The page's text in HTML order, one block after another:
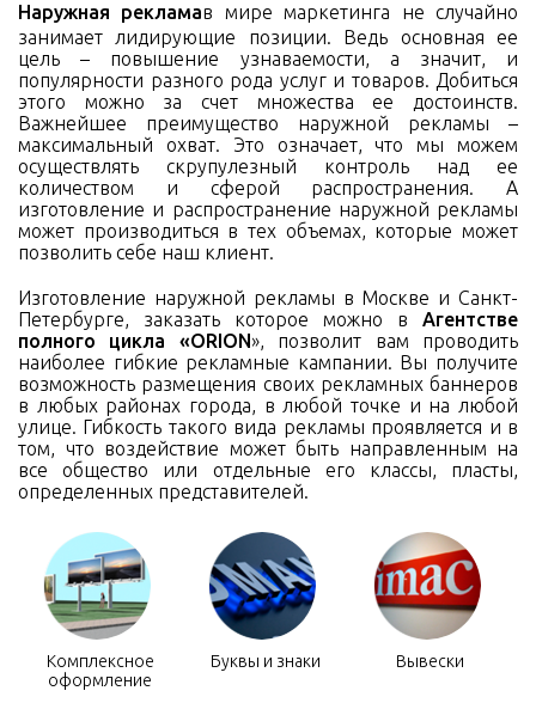
Наружная рекламав мире маркетинга не случайно
занимает лидирующие позиции. Ведь основная ее
цель – повышение узнаваемости, а значит, и
популярности разного рода услуг и товаров. Добиться
этого можно за счет множества ее достоинств.
Важнейшее преимущество наружной рекламы –
максимальный охват. Это означает, что мы можем
осуществлять скрупулезный контроль над ее
количеством и сферой распространения. А
изготовление и распространение наружной рекламы
может производиться в тех объемах, которые может
позволить себе наш клиент.
Изготовление наружной рекламы в Москве и Санкт-
Петербурге, заказать которое можно в Агентстве
полного цикла «ORION», позволит вам проводить
наиболее гибкие рекламные кампании. Вы получите
возможность размещения своих рекламных баннеров
в любых районах города, в любой точке и на любой
улице. Гибкость такого вида рекламы проявляется и в
том, что воздействие может быть направленным на
все общество или отдельные его классы, пласты,
определенных представителей.
Комплексное
оформление
Буквы и знаки Вывески